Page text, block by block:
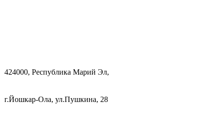
424000, Республика Марий Эл,
г.Йошкар-Ола, ул.Пушкина, 28